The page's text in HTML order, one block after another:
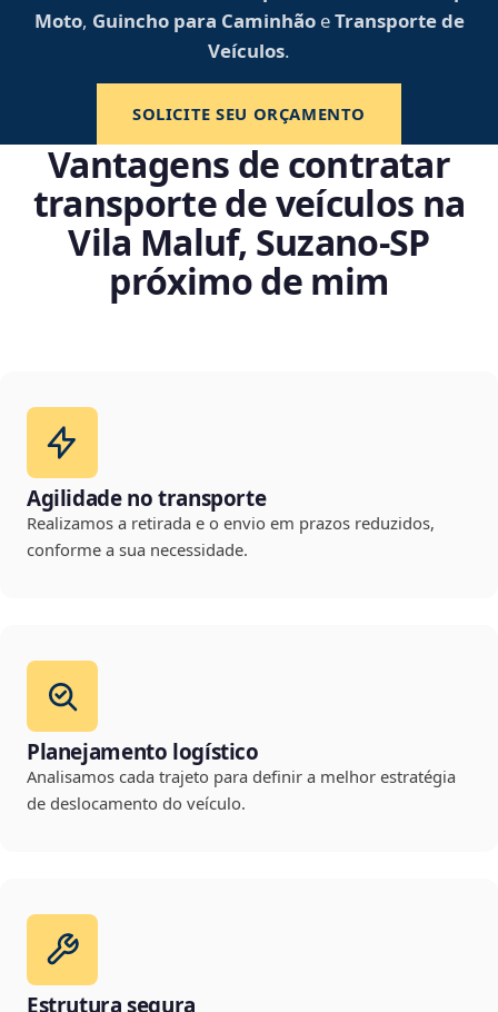
Moto, Guincho para CaminhãoeTransporte de
Veículos.
SOLICITE SEU ORÇAMENTO
Vantagens de contratar
transporte de veículos na
Vila Maluf, Suzano‑SP
próximo de mim
Agilidade no transporte
Realizamos a retirada e o envio em prazos reduzidos,
conforme a sua necessidade.
Planejamento logístico
Analisamos cada trajeto para definir a melhor estratégia
de deslocamento do veículo.
Estrutura segura